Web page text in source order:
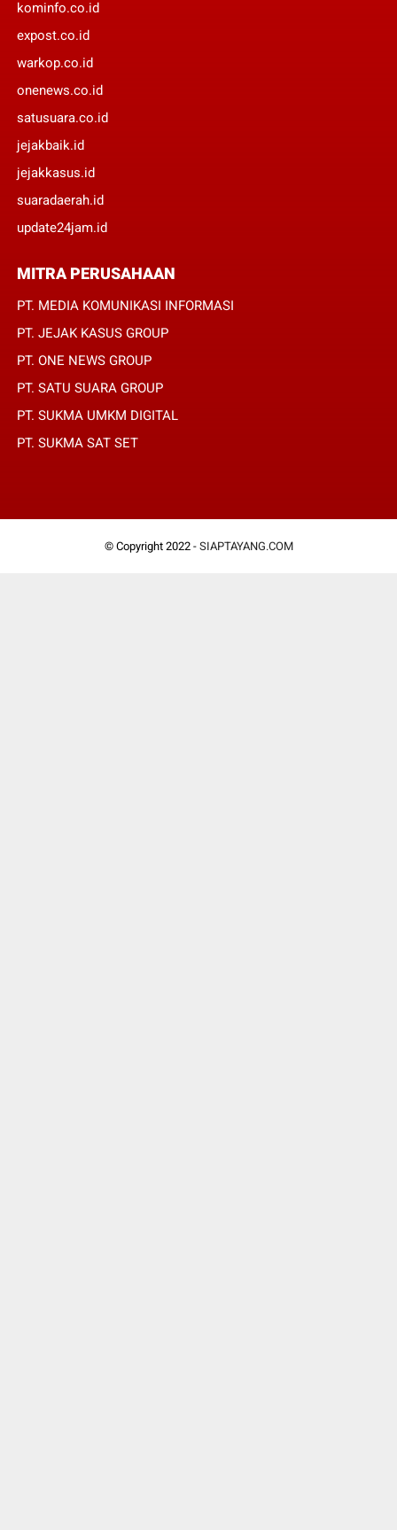
kominfo.co.id
expost.co.id
warkop.co.id
onenews.co.id
satusuara.co.id
jejakbaik.id
jejakkasus.id
suaradaerah.id
update24jam.id
MITRA PERUSAHAAN
PT. MEDIA KOMUNIKASI INFORMASI
PT. JEJAK KASUS GROUP
PT. ONE NEWS GROUP
PT. SATU SUARA GROUP
PT. SUKMA UMKM DIGITAL
PT. SUKMA SAT SET
© Copyright 2022 - SIAPTAYANG.COM